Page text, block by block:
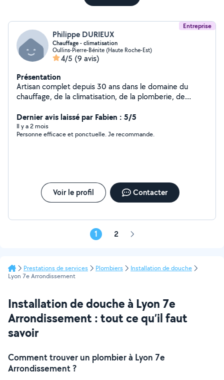
Entreprise
Philippe DURIEUX
Chauffage - climatisation
Oullins-Pierre-Bénite (Haute Roche-Est)
4/5 (9 avis)
Présentation
Artisan complet depuis 30 ans dans le domaine du
chauffage, de la climatisation, de la plomberie, de
Dernier avis laissé par Fabien : 5/5
Il y a 2 mois
Personne efficace et ponctuelle. Je recommande.
Voir le profil Contacter
1 2 Page
Prestations de services Plombiers
Installation de douche
Lyon 7e Arrondissement
Installation de douche à Lyon 7e
Arrondissement : tout ce qu’il faut
savoir
Comment trouver un plombier à Lyon 7e
Arrondissement ?